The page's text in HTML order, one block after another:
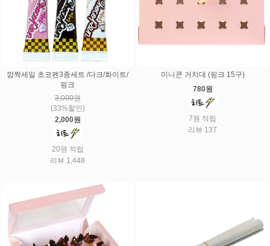
깜짝세일 초코펜3종세트 /다크/화이트/
핑크
3,000원
(33%할인)
2,000원
20원 적립
리뷰 1,448
미니콘 거치대 (핑크 15구)
780원
7원 적립
리뷰 137